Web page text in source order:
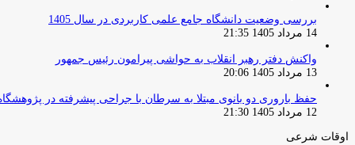
بررسی وضعیت دانشگاه جامع علمی کاربردی در سال 1405
14 مرداد 1405 21:35
واکنش دفتر رهبر انقلاب به حواشی پیرامون رئیس جمهور
13 مرداد 1405 20:06
حفظ باروری دو بانوی مبتلا به سرطان با جراحی پیشرفته در
12 مرداد 1405 21:30
اوقات شرعی